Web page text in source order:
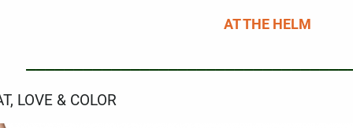
AT THE HELM
LOVE & COLOR